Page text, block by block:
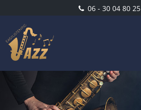
06 - 30 04 80 25